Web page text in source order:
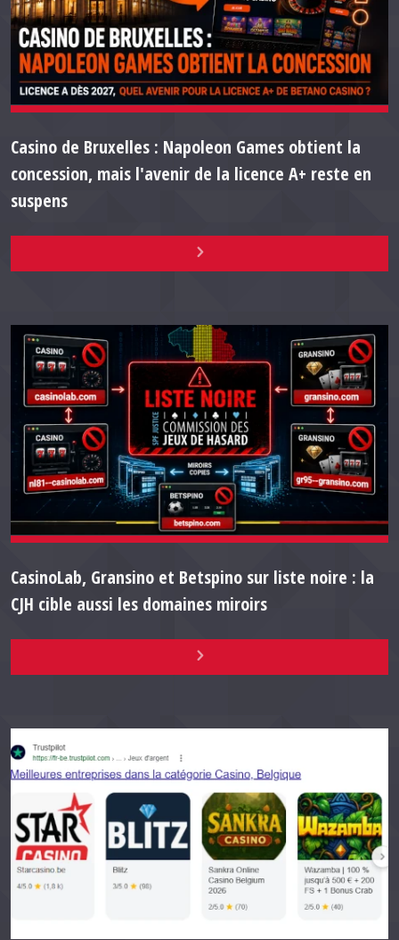
Casino de Bruxelles : Napoleon Games obtient la
concession, mais l'avenir de la licence A+ reste en
suspens
CasinoLab, Gransino et Betspino sur liste noire : la
CJH cible aussi les domaines miroirs